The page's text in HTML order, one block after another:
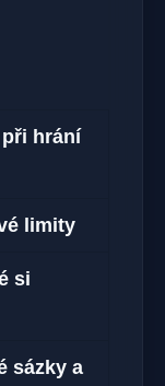
hrání
limity
si
sázky a